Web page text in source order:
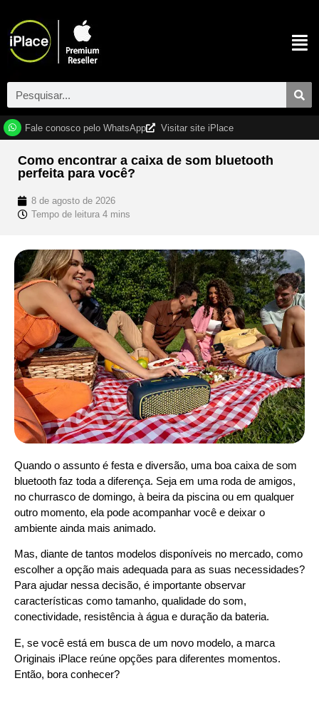
Fale conosco pelo WhatsApp Visitar site iPlace
Como encontrar a caixa de som bluetooth
perfeita para você?
8 de agosto de 2026
Quando o assunto é festa e diversão, uma boa caixa de som
bluetooth faz toda a diferença. Seja em uma roda de amigos,
no churrasco de domingo, à beira da piscina ou em qualquer
outro momento, ela pode acompanhar você e deixar o
ambiente ainda mais animado.
Mas, diante de tantos modelos disponíveis no mercado, como
escolher a opção mais adequada para as suas necessidades?
Para ajudar nessa decisão, é importante observar
características como tamanho, qualidade do som,
conectividade, resistência à água e duração da bateria.
E, se você está em busca de um novo modelo, a marca
Originais iPlace reúne opções para diferentes momentos.
Então, bora conhecer?